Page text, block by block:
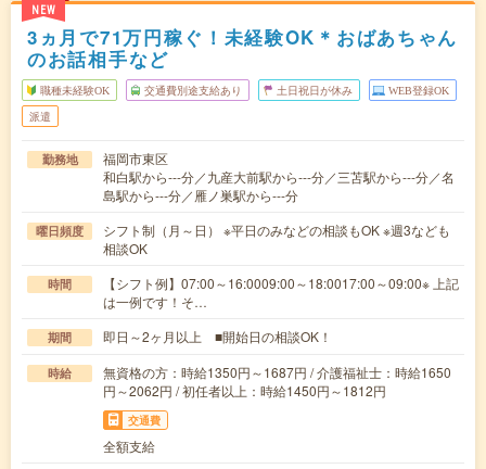
NEW
3ヵ月で71万円稼ぐ！未経験OK＊おばあちゃん
のお話相手など
職種未経験OK 交通費別途支給あり 土日祝日が休み WEB登録OK
派遣
勤務地
福岡市東区
和白駅から---分／九産大前駅から---分／三苫駅から---分／名
島駅から---分／雁ノ巣駅から---分
曜日頻度
シフト制（月～日） ※平日のみなどの相談もOK ※週3なども
相談OK
時間
【シフト例】07:00～16:0009:00～18:0017:00～09:00※ 上記
は一例です！そ…
期間 即日～2ヶ月以上 ■開始日の相談OK！
時給
無資格の方：時給1350円～1687円 / 介護福祉士：時給1650
円～2062円 / 初任者以上：時給1450円～1812円
交通費
全額支給